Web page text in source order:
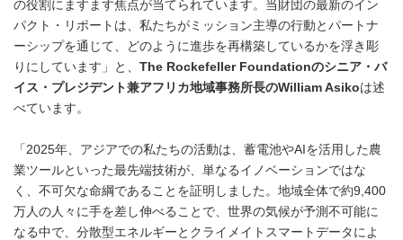
の役割にますます焦点が当てられています。当財団の最新のイン
パクト・リポートは、私たちがミッション主導の行動とパートナ
ーシップを通じて、どのように進歩を再構築しているかを浮き彫
りにしています」と、 The Rockefeller Foundationのシニア・バ
イス・プレジデント兼アフリカ地域事務所長のWilliam Asikoは述
べています。
「2025年、アジアでの私たちの活動は、蓄電池やAIを活用した農
業ツールといった最先端技術が、単なるイノベーションではな
く、不可欠な命綱であることを証明しました。地域全体で約9,400
万人の人々に手を差し伸べることで、世界の気候が予測不可能に
なる中で、分散型エネルギーとクライメイトスマートデータによ